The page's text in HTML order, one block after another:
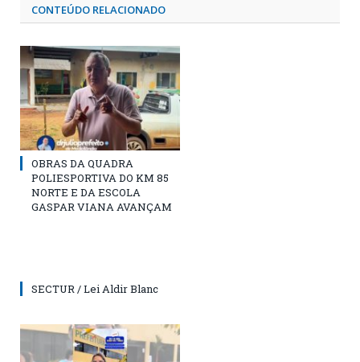
CONTEÚDO RELACIONADO
OBRAS DA QUADRA
POLIESPORTIVA DO KM 85
NORTE E DA ESCOLA
GASPAR VIANA AVANÇAM
SECTUR / Lei Aldir Blanc